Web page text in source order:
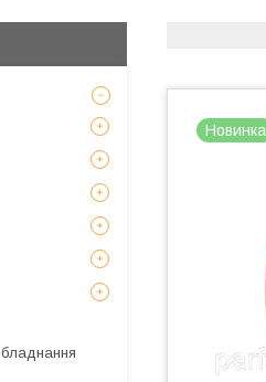
Новинка